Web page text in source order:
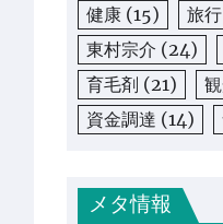
健康 (15) 旅行
東村宗介 (24)
育毛剤 (21)
資金調達 (14)
メタ情報